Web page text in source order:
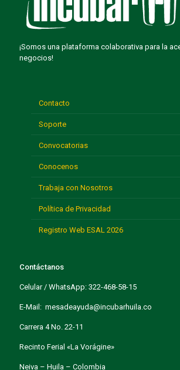
¡Somos una plataforma colaborativa para la
negocios!
Contacto
Soporte
Convocatorias
Conocenos
Trabaja con Nosotros
Política de Privacidad
Registro Web ESAL 2026
Contáctanos
Celular / WhatsApp: 322-468-58-15
E-Mail: mesadeayuda@incubarhuila.co
Carrera 4 No. 22-11
Recinto Ferial «La Vorágine»
Neiva – Huila – Colombia